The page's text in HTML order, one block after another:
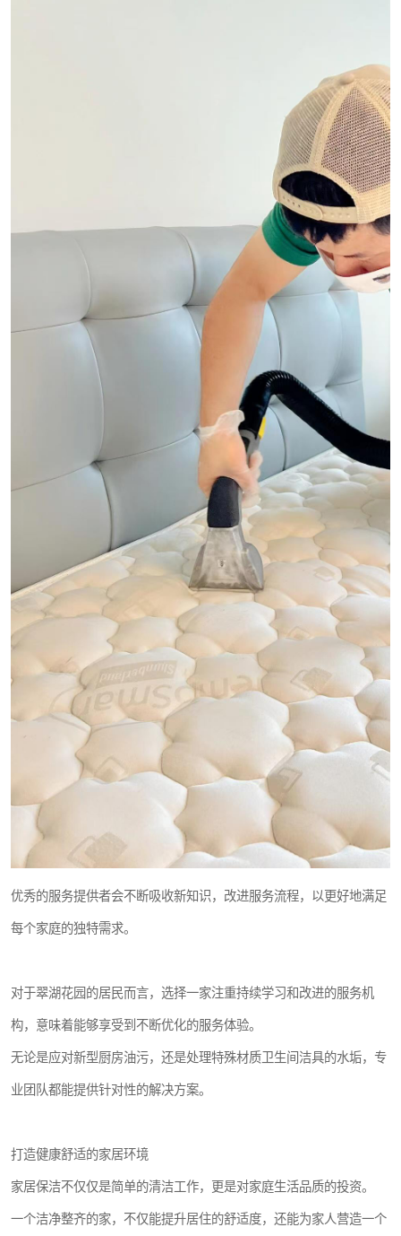
优秀的服务提供者会不断吸收新知识，改进服务流程，以更好地满足
每个家庭的独特需求。
对于翠湖花园的居民而言，选择一家注重持续学习和改进的服务机
构，意味着能够享受到不断优化的服务体验。
无论是应对新型厨房油污，还是处理特殊材质卫生间洁具的水垢，专
业团队都能提供针对性的解决方案。
打造健康舒适的家居环境
家居保洁不仅仅是简单的清洁工作，更是对家庭生活品质的投资。
一个洁净整齐的家，不仅能提升居住的舒适度，还能为家人营造一个